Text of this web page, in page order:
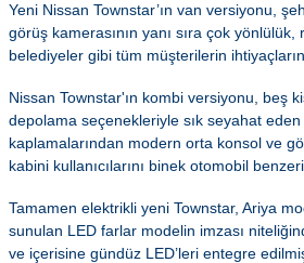
Yeni Nissan Townstar’ın van versiyonu,
görüş kamerasının yanı sıra çok
belediyeler gibi tüm müşterilerin
Nissan Townstar'ın kombi versiyonu, beş
depolama seçenekleriyle sık seyahat
kaplamalarından modern orta konsol ve
kabini kullanıcılarını binek otomobil
Tamamen elektrikli yeni Townstar, Ariya
sunulan LED farlar modelin imzası
ve içerisine gündüz LED’leri entegre